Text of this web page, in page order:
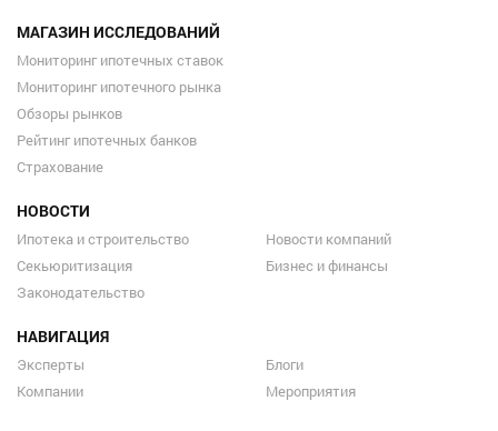
МАГАЗИН ИССЛЕДОВАНИЙ
Мониторинг ипотечных ставок
Мониторинг ипотечного рынка
Обзоры рынков
Рейтинг ипотечных банков
Страхование
НОВОСТИ
Ипотека и строительство
Секьюритизация
Законодательство
Новости компаний
Бизнес и финансы
НАВИГАЦИЯ
Эксперты
Компании
Блоги
Мероприятия